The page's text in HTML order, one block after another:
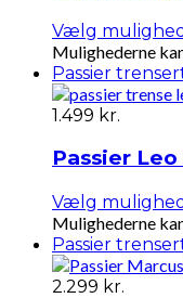
Vælg
Mulighederne
Passier trenser
1.499 kr.
Passier
Vælg
Mulighederne
Passier trenser
2.299 kr.